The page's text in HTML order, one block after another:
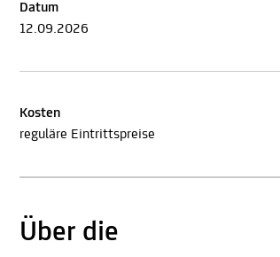
Datum
12.09.2026
Kosten
reguläre Eintrittspreise
Über die